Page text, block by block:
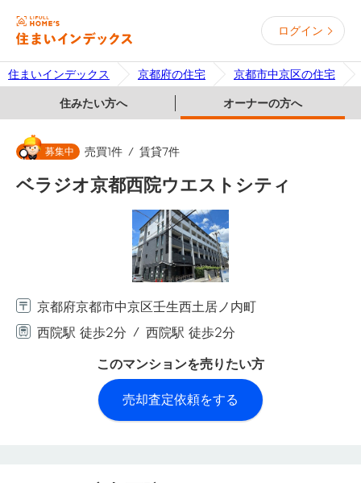
ログイン
住まいインデックス 京都府の住宅 京都市中京区の住宅
住みたい方へ オーナーの方へ
募集中 売買1件 賃貸7件
ベラジオ京都西院ウエストシティ
このマンションを売りたい方
売却査定依頼をする
京都府京都市中京区壬生西土居ノ内町
西院駅 徒歩2分
西院駅 徒歩2分